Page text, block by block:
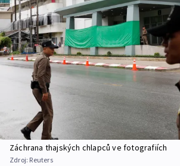
Záchrana thajských chlapců ve fotografiích
Zdroj: Reuters